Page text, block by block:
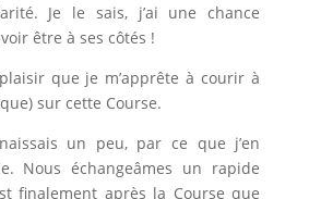
Je le sais, j’ai une chance
être à ses côtés !
que je m’apprête à courir à
sur cette Course.
un peu, par ce que j’en
Nous échangeâmes un rapide
finalement après la Course que